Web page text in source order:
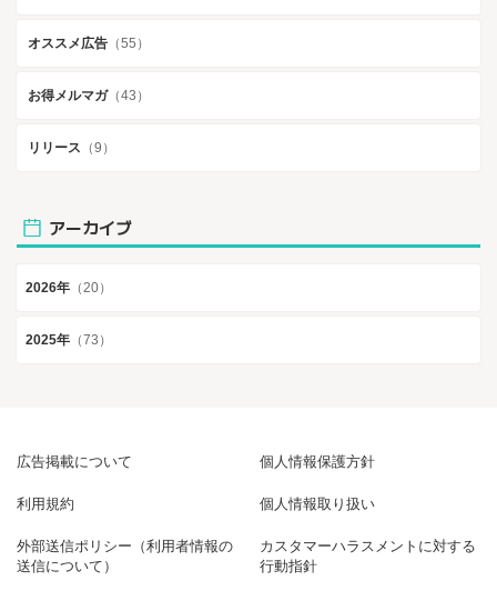
オススメ広告 （55）
お得メルマガ（43）
リリース （9）
アーカイブ
2026年 （20）
2025年 （73）
広告掲載について 個人情報保護方針
利用規約 個人情報取り扱い
外部送信ポリシー（利用者情報の
送信について）
カスタマーハラスメントに対する
行動指針